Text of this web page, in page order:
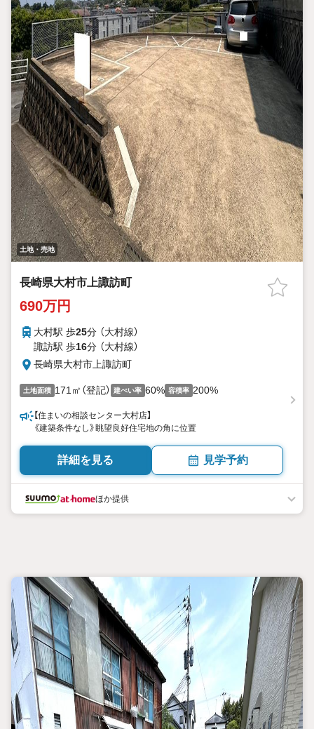
土地・売地
長崎県大村市上諏訪町
690万円
大村駅 歩25分 （大村線）
諏訪駅 歩16分 （大村線）
長崎県大村市上諏訪町
土地面積 171㎡（登記） 建ぺい率 60% 容積率 200%
【住まいの相談センター大村店】
《建築条件なし》眺望良好住宅地の角に位置
詳細を見る 見学予約
ほか提供